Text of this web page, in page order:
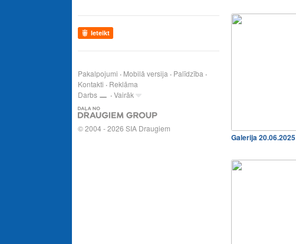
Ieteikt
Pakalpojumi Mobilā versija
Palīdzība
Kontakti
Reklāma
Darbs
Vairāk
© 2004 - 2026 SIA Draugiem
Galerija 20.06.2025